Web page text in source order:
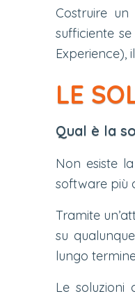
Costruire
sufficiente
Experience),
LE
Qual è la
Non esiste
software più
Tramite
su
lungo
Le soluzioni